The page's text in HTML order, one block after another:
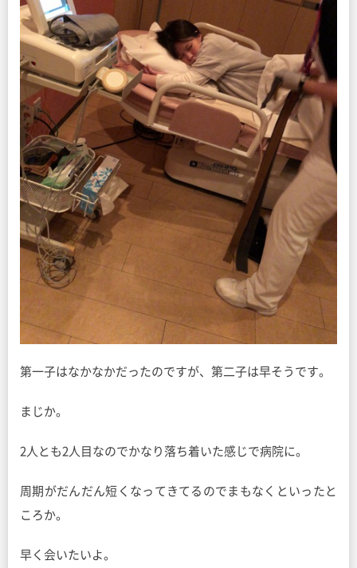
第一子はなかなかだったのですが、第二子は早そうです。
まじか。
2人とも2人目なのでかなり落ち着いた感じで病院に。
周期がだんだん短くなってきてるのでまもなくといったと
ころか。
早く会いたいよ。